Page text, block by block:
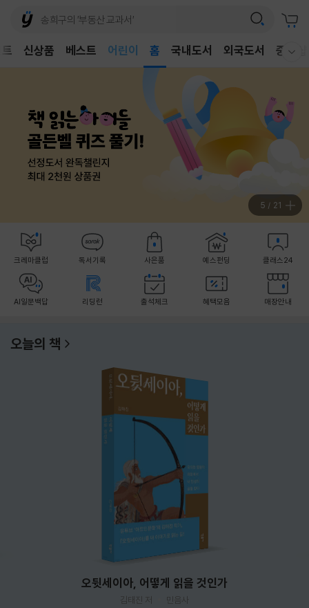
신상품 베스트
독후감
홈 국내도서 외국도서 중고샵
5 / 21
크레마클럽 독서기록 사은품 예스펀딩 클래스24
AI일문백답 리딩런 출석체크 혜택모음 매장안내
오늘의 책
오뒷세이아, 어떻게 읽을 것인가
김태진 저
민음사